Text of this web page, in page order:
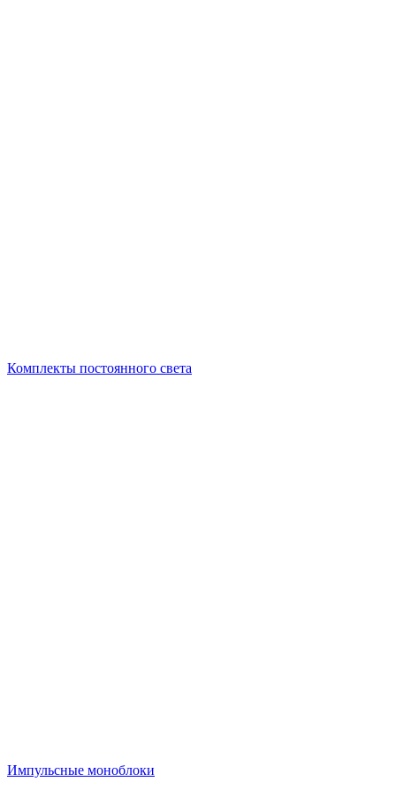
Комплекты постоянного света
Импульсные моноблоки